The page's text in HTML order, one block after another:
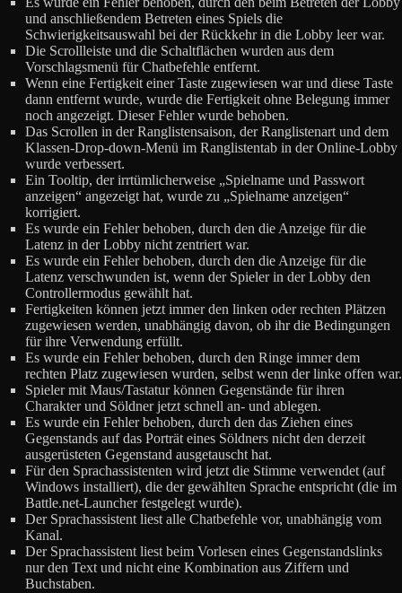
und anschließendem Betreten eines Spiels die
Schwierigkeitsauswahl bei der Rückkehr in die Lobby leer war.
Die Scrollleiste und die Schaltflächen wurden aus dem
Vorschlagsmenü für Chatbefehle entfernt.
Wenn eine Fertigkeit einer Taste zugewiesen war und diese Taste
dann entfernt wurde, wurde die Fertigkeit ohne Belegung immer
noch angezeigt. Dieser Fehler wurde behoben.
Das Scrollen in der Ranglistensaison, der Ranglistenart und dem
Klassen-Drop-down-Menü im Ranglistentab in der Online-Lobby
wurde verbessert.
Ein Tooltip, der irrtümlicherweise „Spielname und Passwort
anzeigen“ angezeigt hat, wurde zu „Spielname anzeigen“
korrigiert.
Es wurde ein Fehler behoben, durch den die Anzeige für die
Latenz in der Lobby nicht zentriert war.
Es wurde ein Fehler behoben, durch den die Anzeige für die
Latenz verschwunden ist, wenn der Spieler in der Lobby den
Controllermodus gewählt hat.
Fertigkeiten können jetzt immer den linken oder rechten Plätzen
zugewiesen werden, unabhängig davon, ob ihr die Bedingungen
für ihre Verwendung erfüllt.
Es wurde ein Fehler behoben, durch den Ringe immer dem
rechten Platz zugewiesen wurden, selbst wenn der linke offen war.
Spieler mit Maus/Tastatur können Gegenstände für ihren
Charakter und Söldner jetzt schnell an- und ablegen.
Es wurde ein Fehler behoben, durch den das Ziehen eines
Gegenstands auf das Porträt eines Söldners nicht den derzeit
ausgerüsteten Gegenstand ausgetauscht hat.
Für den Sprachassistenten wird jetzt die Stimme verwendet (auf
Windows installiert), die der gewählten Sprache entspricht (die im
Battle.net-Launcher festgelegt wurde).
Der Sprachassistent liest alle Chatbefehle vor, unabhängig vom
Kanal.
Der Sprachassistent liest beim Vorlesen eines Gegenstandslinks
nur den Text und nicht eine Kombination aus Ziffern und
Buchstaben.